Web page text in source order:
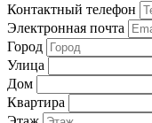
Контактный телефон
Электронная почта
Город
Улица
Дом
Квартира